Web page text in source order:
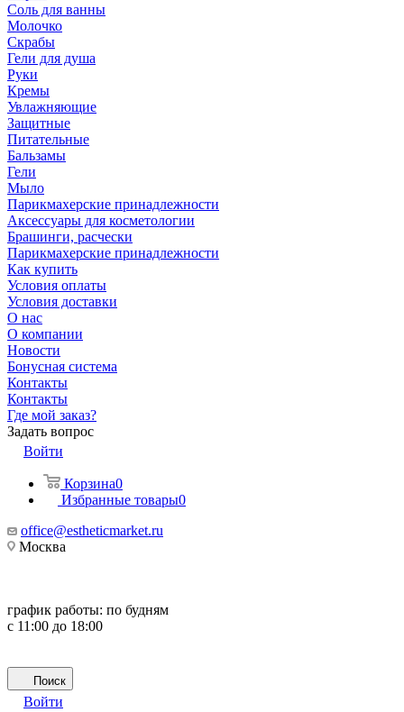
Соль для ванны
Молочко
Скрабы
Гели для душа
Руки
Кремы
Увлажняющие
Защитные
Питательные
Бальзамы
Гели
Мыло
Парикмахерские принадлежности
Аксессуары для косметологии
Брашинги, расчески
Парикмахерские принадлежности
Как купить
Условия оплаты
Условия доставки
О нас
О компании
Новости
Бонусная система
Контакты
Контакты
Где мой заказ?
Задать вопрос
Войти
Корзина0
Избранные товары0
office@estheticmarket.ru
Москва
график работы: по будням
с 11:00 до 18:00
Поиск
Войти